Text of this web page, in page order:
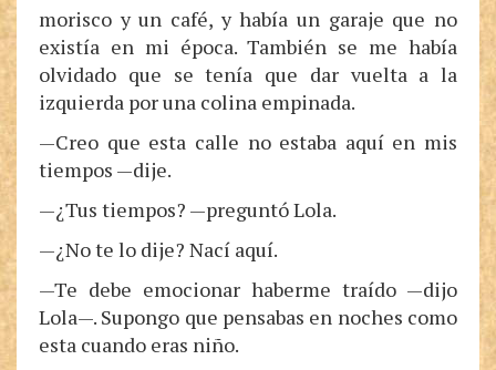
morisco y un café, y había un garaje que no
existía en mi época. También se me había
olvidado que se tenía que dar vuelta a la
izquierda por una colina empinada.
—Creo que esta calle no estaba aquí en mis
tiempos —dije.
—¿Tus tiempos? —preguntó Lola.
—¿No te lo dije? Nací aquí.
—Te debe emocionar haberme traído —dijo
Lola—. Supongo que pensabas en noches como
esta cuando eras niño.